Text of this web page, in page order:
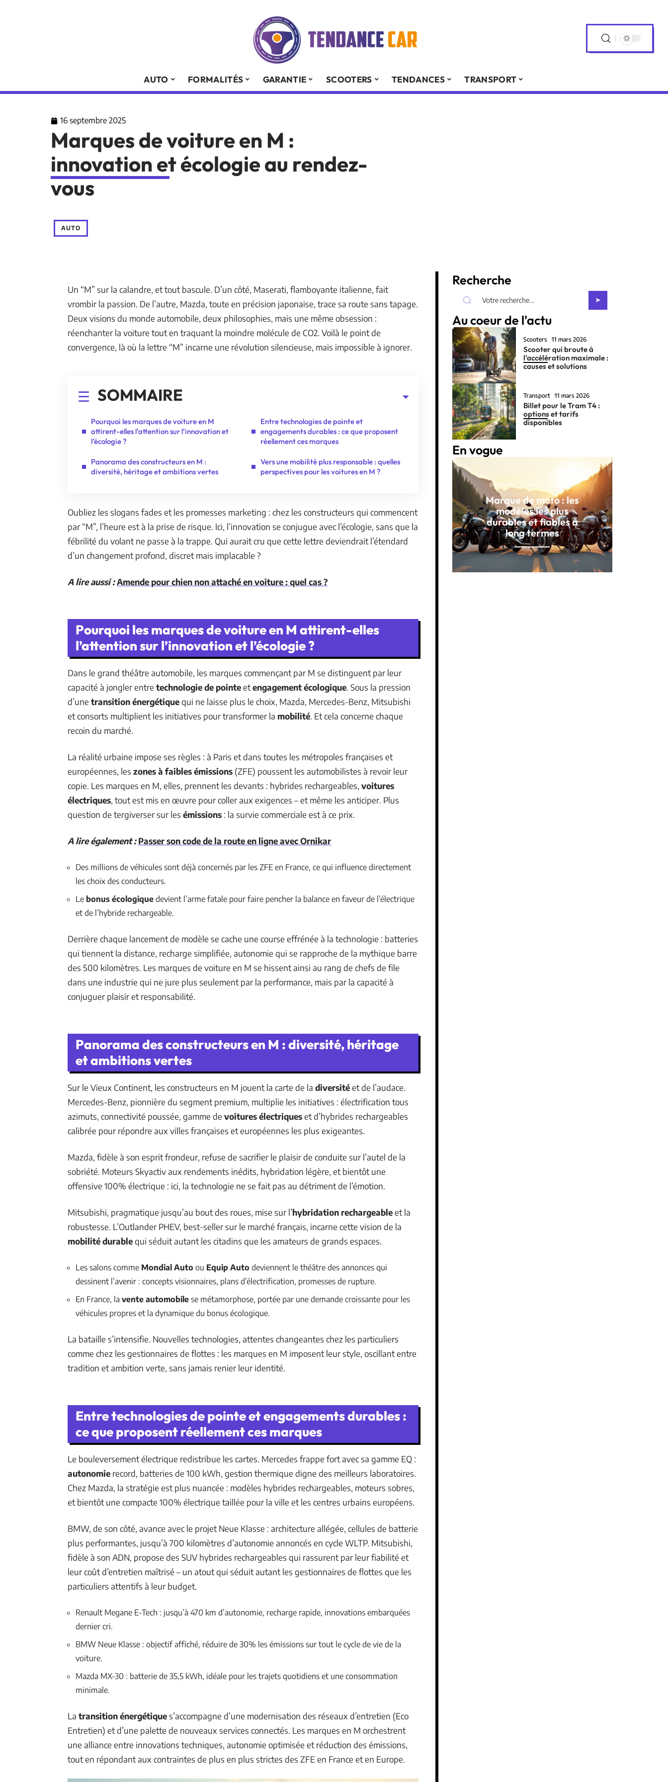
AUTO FORMALITÉS GARANTIE SCOOTERS TENDANCES TRANSPORT
16 septembre 2025
Marques de voiture en M :
innovation et écologie au rendez-
vous
AUTO
Un “M” sur la calandre, et tout bascule. D’un côté, Maserati, flamboyante italienne, fait
vrombir la passion. De l’autre, Mazda, toute en précision japonaise, trace sa route sans tapage.
Deux visions du monde automobile, deux philosophies, mais une même obsession :
réenchanter la voiture tout en traquant la moindre molécule de CO2. Voilà le point de
convergence, là où la lettre “M” incarne une révolution silencieuse, mais impossible à ignorer.
SOMMAIRE
Pourquoi les marques de voiture en M
attirent-elles l’attention sur l’innovation et
l’écologie ?
Panorama des constructeurs en M :
diversité, héritage et ambitions vertes
Entre technologies de pointe et
engagements durables : ce que proposent
réellement ces marques
Vers une mobilité plus responsable : quelles
perspectives pour les voitures en M ?
Oubliez les slogans fades et les promesses marketing : chez les constructeurs qui commencent
par “M”, l’heure est à la prise de risque. Ici, l’innovation se conjugue avec l’écologie, sans que la
fébrilité du volant ne passe à la trappe. Qui aurait cru que cette lettre deviendrait l’étendard
d’un changement profond, discret mais implacable ?
A lire aussi :Amende pour chien non attaché en voiture : quel cas ?
Pourquoi les marques de voiture en M attirent-elles
l’attention sur l’innovation et l’écologie ?
Dans le grand théâtre automobile, les marques commençant par M se distinguent par leur
capacité à jongler entre technologie de pointeetengagement écologique. Sous la pression
d’une transition énergétiquequi ne laisse plus le choix, Mazda, Mercedes-Benz, Mitsubishi
et consorts multiplient les initiatives pour transformer la mobilité. Et cela concerne chaque
recoin du marché.
La réalité urbaine impose ses règles : à Paris et dans toutes les métropoles françaises et
européennes, les zones à faibles émissions (ZFE) poussent les automobilistes à revoir leur
copie. Les marques en M, elles, prennent les devants : hybrides rechargeables, voitures
électriques, tout est mis en œuvre pour coller aux exigences – et même les anticiper. Plus
question de tergiverser sur les émissions : la survie commerciale est à ce prix.
A lire également : Passer son code de la route en ligne avec Ornikar
Des millions de véhicules sont déjà concernés par les ZFE en France, ce qui influence directement
les choix des conducteurs.
Le bonus écologique devient l’arme fatale pour faire pencher la balance en faveur de l’électrique
et de l’hybride rechargeable.
Derrière chaque lancement de modèle se cache une course effrénée à la technologie : batteries
qui tiennent la distance, recharge simplifiée, autonomie qui se rapproche de la mythique barre
des 500 kilomètres. Les marques de voiture en M se hissent ainsi au rang de chefs de file
dans une industrie qui ne jure plus seulement par la performance, mais par la capacité à
conjuguer plaisir et responsabilité.
Panorama des constructeurs en M : diversité, héritage
et ambitions vertes
Sur le Vieux Continent, les constructeurs en M jouent la carte de la diversitéet de l’audace.
Mercedes-Benz, pionnière du segment premium, multiplie les initiatives : électrification tous
azimuts, connectivité poussée, gamme de voitures électriqueset d’hybrides rechargeables
calibrée pour répondre aux villes françaises et européennes les plus exigeantes.
Mazda, fidèle à son esprit frondeur, refuse de sacrifier le plaisir de conduite sur l’autel de la
sobriété. Moteurs Skyactiv aux rendements inédits, hybridation légère, et bientôt une
offensive 100% électrique : ici, la technologie ne se fait pas au détriment de l’émotion.
Mitsubishi, pragmatique jusqu’au bout des roues, mise sur l’hybridation rechargeableet la
robustesse. L’Outlander PHEV, best-seller sur le marché français, incarne cette vision de la
mobilité durablequi séduit autant les citadins que les amateurs de grands espaces.
Les salons comme Mondial Auto ou Equip Auto deviennent le théâtre des annonces qui
dessinent l’avenir : concepts visionnaires, plans d’électrification, promesses de rupture.
En France, la vente automobile se métamorphose, portée par une demande croissante pour les
véhicules propres et la dynamique du bonus écologique.
La bataille s’intensifie. Nouvelles technologies, attentes changeantes chez les particuliers
comme chez les gestionnaires de flottes : les marques en M imposent leur style, oscillant entre
tradition et ambition verte, sans jamais renier leur identité.
Entre technologies de pointe et engagements durables :
ce que proposent réellement ces marques
Le bouleversement électrique redistribue les cartes. Mercedes frappe fort avec sa gamme EQ :
autonomie record, batteries de 100 kWh, gestion thermique digne des meilleurs laboratoires.
Chez Mazda, la stratégie est plus nuancée : modèles hybrides rechargeables, moteurs sobres,
et bientôt une compacte 100% électrique taillée pour la ville et les centres urbains européens.
BMW, de son côté, avance avec le projet Neue Klasse : architecture allégée, cellules de batterie
plus performantes, jusqu’à 700 kilomètres d’autonomie annoncés en cycle WLTP. Mitsubishi,
fidèle à son ADN, propose des SUV hybrides rechargeables qui rassurent par leur fiabilité et
leur coût d’entretien maîtrisé – un atout qui séduit autant les gestionnaires de flottes que les
particuliers attentifs à leur budget.
Renault Megane E-Tech : jusqu’à 470 km d’autonomie, recharge rapide, innovations embarquées
dernier cri.
BMW Neue Klasse : objectif affiché, réduire de 30% les émissions sur tout le cycle de vie de la
voiture.
Mazda MX-30 : batterie de 35,5 kWh, idéale pour les trajets quotidiens et une consommation
minimale.
La transition énergétiques’accompagne d’une modernisation des réseaux d’entretien (Eco
Entretien) et d’une palette de nouveaux services connectés. Les marques en M orchestrent
une alliance entre innovations techniques, autonomie optimisée et réduction des émissions,
tout en répondant aux contraintes de plus en plus strictes des ZFE en France et en Europe.
Recherche
Au coeur de l'actu
Scooters 11 mars 2026
Scooter qui broute à
l’accélération maximale :
causes et solutions
Transport 11 mars 2026
Billet pour le Tram T4 :
options et tarifs
disponibles
En vogue
8 min read Scooters 11 mars 2026
Marque de moto : les
modèles les plus
durables et fiables à
long termes